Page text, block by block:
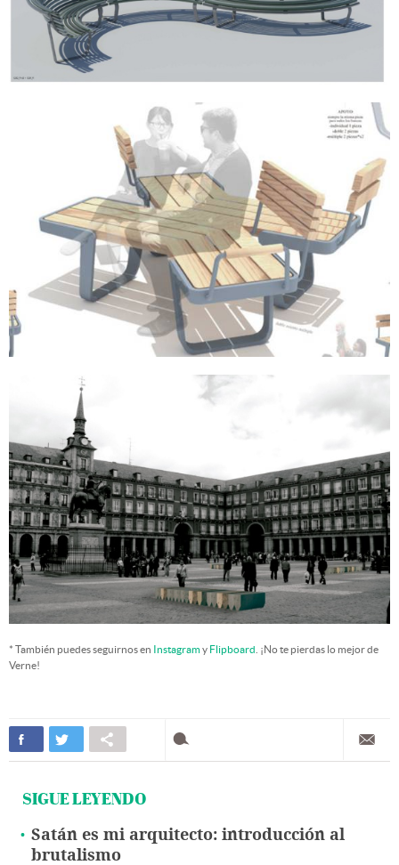
* También puedes seguirnos en Instagramy Flipboard . ¡No te pierdas lo mejor de
Verne!
SIGUE LEYENDO
Satán es mi arquitecto: introducción al
brutalismo